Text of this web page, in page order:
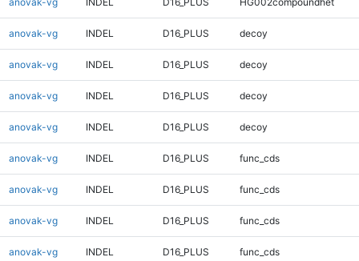
anovak-vg INDEL D16_PLUS decoy
anovak-vg INDEL D16_PLUS decoy
anovak-vg INDEL D16_PLUS decoy
anovak-vg INDEL D16_PLUS decoy
anovak-vg INDEL D16_PLUS func_cds
anovak-vg INDEL D16_PLUS func_cds
anovak-vg INDEL D16_PLUS func_cds
anovak-vg INDEL D16_PLUS func_cds